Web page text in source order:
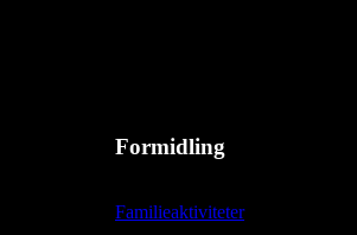
Formidling
Familieaktiviteter